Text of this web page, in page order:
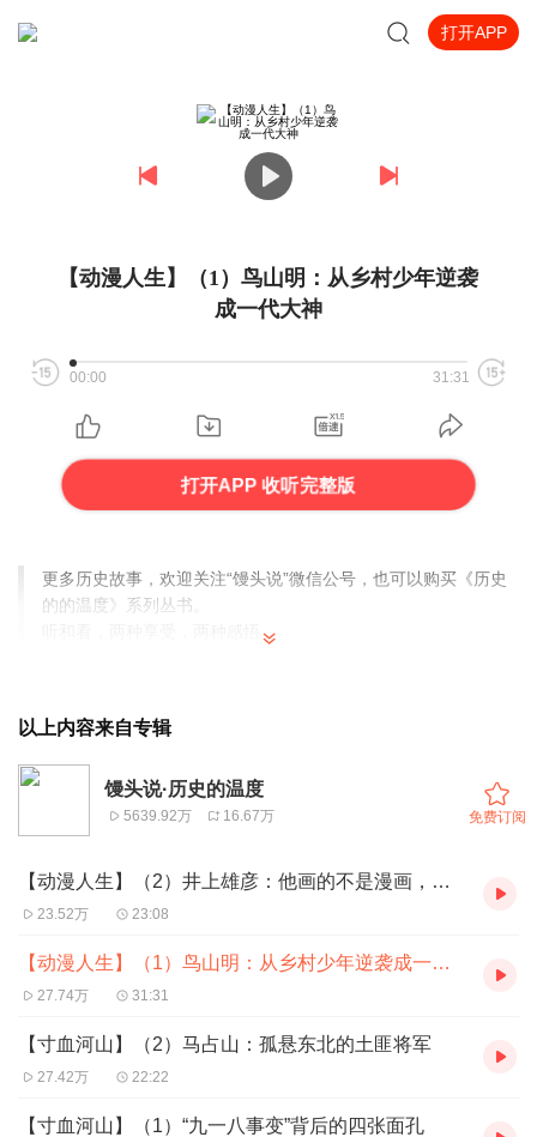
打开APP
【动漫人生】（1）鸟山明：从乡村少年逆袭
成一代大神
00:00 31:31
打开APP 收听完整版
更多历史故事，欢迎关注“馒头说”微信公号，也可以购买《历史
的的温度》系列丛书。
听和看，两种享受，两种感悟。
从音频节目中听到专门讲《阿拉蕾》和《龙珠》，机会应该
不多吧？哈哈
以上内容来自专辑
馒头说·历史的温度
5639.92万 16.67万 免费订阅
【动漫人生】（2）井上雄彦：他画的不是漫画，是我们的青春
23.52万 23:08
【动漫人生】（1）鸟山明：从乡村少年逆袭成一代大神
27.74万 31:31
【寸血河山】（2）马占山：孤悬东北的土匪将军
27.42万 22:22
【寸血河山】（1）“九一八事变”背后的四张面孔